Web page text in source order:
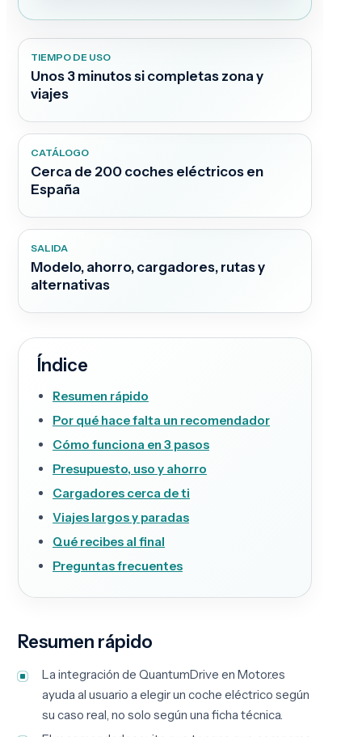
TIEMPO DE USO
Unos 3 minutos si completas zona y
viajes
CATÁLOGO
Cerca de 200 coches eléctricos en
España
SALIDA
Modelo, ahorro, cargadores, rutas y
alternativas
Índice
Resumen rápido
Por qué hace falta un recomendador
Cómo funciona en 3 pasos
Presupuesto, uso y ahorro
Cargadores cerca de ti
Viajes largos y paradas
Qué recibes al final
Preguntas frecuentes
Resumen rápido
La integración de QuantumDrive en Motor.es
ayuda al usuario a elegir un coche eléctrico según
su caso real, no solo según una ficha técnica.